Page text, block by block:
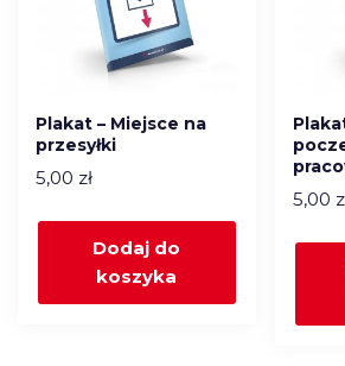
Plakat – Miejsce na
przesyłki
5,00 zł
Dodaj do
koszyka
5,00